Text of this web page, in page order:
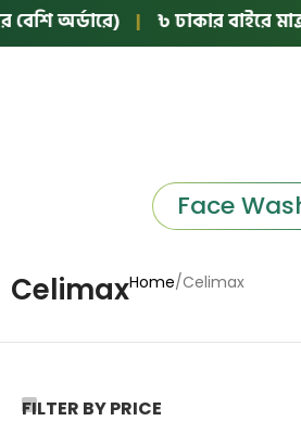
অর্ডারে) | ৳ ঢাকার বাইরে মাত্র
Face
CelimaxHome Celimax
FILTER BY PRICE